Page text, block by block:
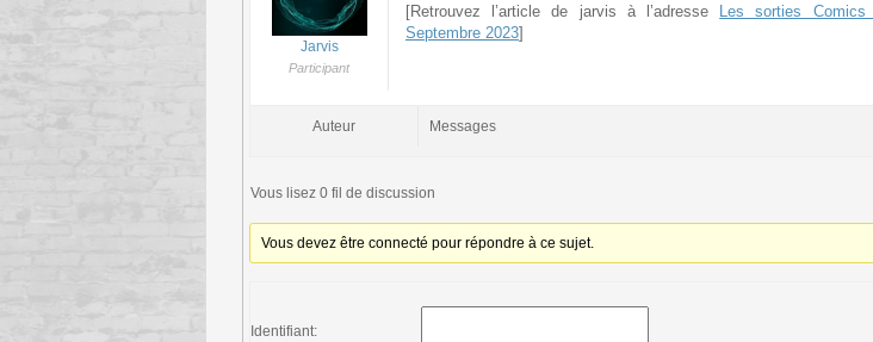
Jarvis
Participant
[Retrouvez l’article de jarvis à l’adresse
Les sorties
Septembre 2023]
Auteur Messages
Vous lisez 0 fil de discussion
Vous devez être connecté pour répondre à ce sujet.
Identifiant: